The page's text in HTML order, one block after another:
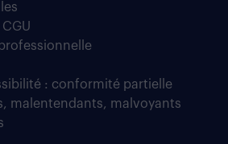
: conformité partielle
malentendants, malvoyants